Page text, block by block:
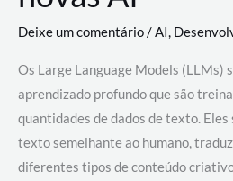
Deixe um comentário/AI,
Os Large Language Models (LLMs)
aprendizado profundo que são
quantidades de dados de texto. Eles
texto semelhante ao humano,
diferentes tipos de conteúdo